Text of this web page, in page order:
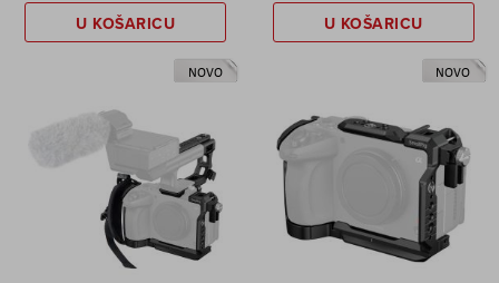
U KOŠARICU U KOŠARICU
NOVO NOVO